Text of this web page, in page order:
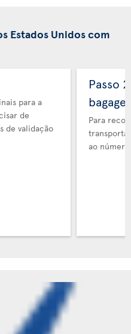
Estados Unidos com
para a
de
de validação
Passo
Para
ao